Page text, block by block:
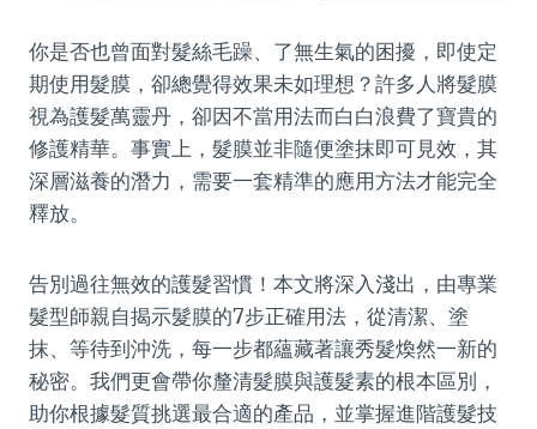
你是否也曾面對髮絲毛躁、了無生氣的困擾，即使定
期使用髮膜，卻總覺得效果未如理想？許多人將髮膜
視為護髮萬靈丹，卻因不當用法而白白浪費了寶貴的
修護精華。事實上，髮膜並非隨便塗抹即可見效，其
深層滋養的潛力，需要一套精準的應用方法才能完全
釋放。
告別過往無效的護髮習慣！本文將深入淺出，由專業
髮型師親自揭示髮膜的7步正確用法，從清潔、塗
抹、等待到沖洗，每一步都蘊藏著讓秀髮煥然一新的
秘密。我們更會帶你釐清髮膜與護髮素的根本區別，
助你根據髮質挑選最合適的產品，並掌握進階護髮技